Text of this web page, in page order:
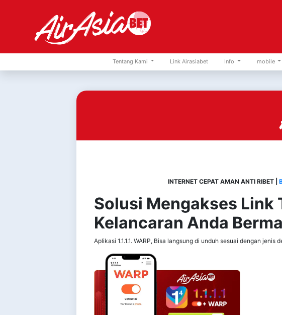
Tentang Kami Link Airasiabet Info mobile
INTERNET CEPAT AMAN ANTI RIBET |
Solusi Mengakses Link
Kelancaran Anda
Aplikasi 1.1.1.1. WARP, Bisa langsung di unduh sesuai dengan jenis